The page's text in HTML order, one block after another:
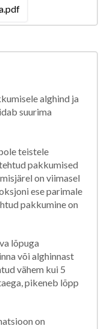
alghind ja
suurima
teistele
pakkumised
on viimasel
ese parimale
pakkumine on
lõpuga
või alghinnast
vähem kui 5
pikeneb lõpp
on